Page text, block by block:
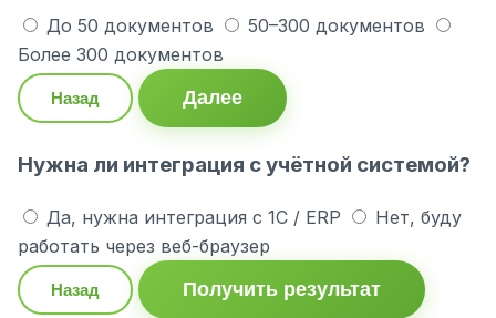
До 50 документов
50–300 документов
Более 300 документов
Назад Далее
Нужна ли интеграция с учётной системой?
Да, нужна интеграция с 1С / ERP
Нет, буду
работать через веб-браузер
Назад Получить результат